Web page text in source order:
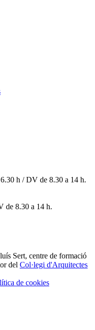
h / DV de 8.30 a 14 h.
de 8.30 a 14 h.
Sert, centre de formació
del Col·legi d'Arquitectes
de cookies